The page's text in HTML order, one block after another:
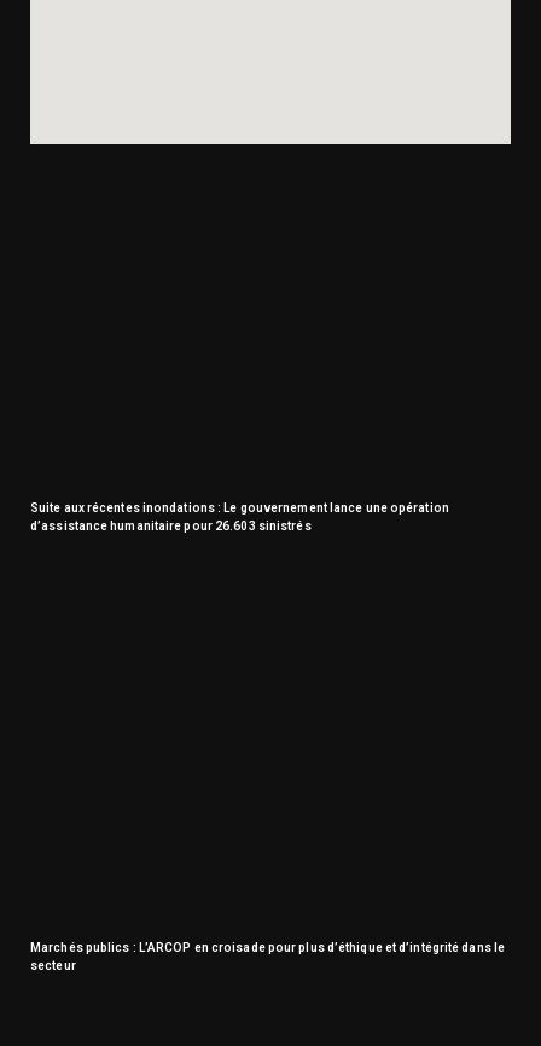
Suite aux récentes inondations : Le gouvernement lance une opération
d’assistance humanitaire pour 26.603 sinistrés
Marchés publics : L’ARCOP en croisade pour plus d’éthique et d’intégrité dans le
secteur